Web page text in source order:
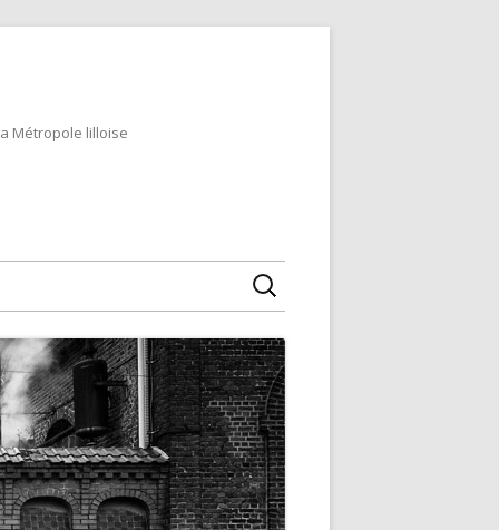
Métropole lilloise
Rechercher :